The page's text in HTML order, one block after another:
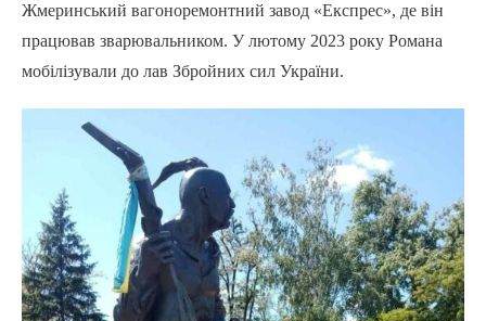
Жмеринський вагоноремонтний завод «Експрес», де він
працював зварювальником. У лютому 2023 року Романа
мобілізували до лав Збройних сил України.